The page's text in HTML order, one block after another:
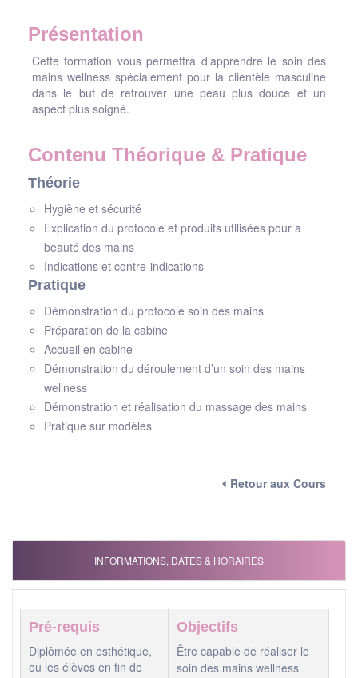
Présentation
Cette formation vous permettra d’apprendre le soin des
mains wellness spécialement pour la clientèle masculine
dans le but de retrouver une peau plus douce et un
aspect plus soigné.
Contenu Théorique & Pratique
Théorie
Hygiène et sécurité
Explication du protocole et produits utilisées pour a
beauté des mains
Indications et contre-indications
Pratique
Démonstration du protocole soin des mains
Préparation de la cabine
Accueil en cabine
Démonstration du déroulement d’un soin des mains
wellness
Démonstration et réalisation du massage des mains
Pratique sur modèles
⏴ Retour aux Cours
INFORMATIONS, DATES & HORAIRES
Pré-requis
Diplômée en esthétique,
ou les élèves en fin de
Objectifs
Être capable de réaliser le
soin des mains wellness